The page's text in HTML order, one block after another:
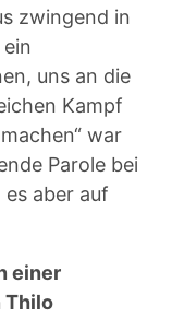
zwingend in
uns an die
Kampf
war
Parole bei
aber auf
einer
Thilo